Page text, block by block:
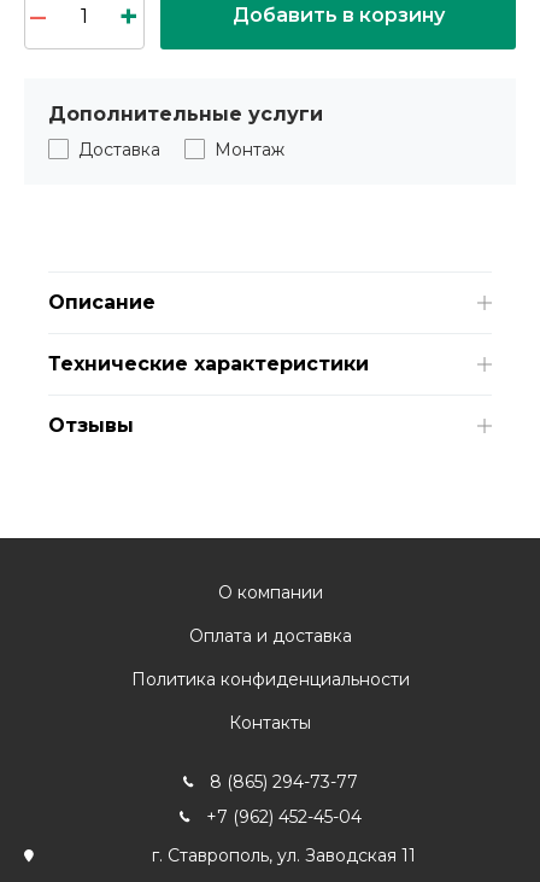
Добавить в корзину
Дополнительные услуги
Доставка Монтаж
Описание
Технические характеристики
Отзывы
О компании
Оплата и доставка
Политика конфиденциальности
Контакты
8 (865) 294-73-77
+7 (962) 452-45-04
г. Ставрополь, ул. Заводская 11